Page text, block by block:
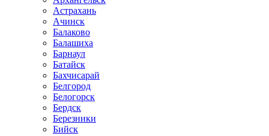
Астрахань
Ачинск
Балаково
Балашиха
Барнаул
Батайск
Бахчисарай
Белгород
Белогорск
Бердск
Березники
Бийск